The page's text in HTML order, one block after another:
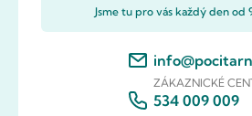
Jsme tu pro vás každý den od
ZÁKAZNICKÉ
534 009 009